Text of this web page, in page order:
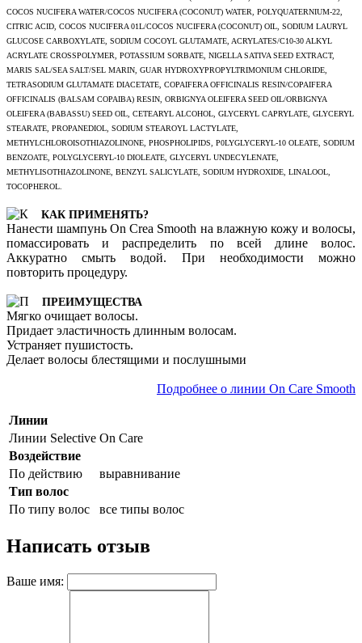
COCOS NUCIFERA WATER/COCOS NUCIFERA (COCONUT) WATER, POLYQUATERNIUM-22,
CITRIC ACID, COCOS NUCIFERA 01L/COCOS NUCIFERA (COCONUT) OIL, SODIUM LAURYL
GLUCOSE CARBOXYLATE, SODIUM COCOYL GLUTAMATE, ACRYLATES/C10-30 ALKYL
ACRYLATE CROSSPOLYMER, POTASSIUM SORBATE, NIGELLA SATIVA SEED EXTRACT,
MARIS SAL/SEA SALT/SEL MARIN, GUAR HYDROXYPROPYLTRIMONIUM CHLORIDE,
TETRASODIUM GLUTAMATE DIACETATE, COPAIFERA OFFICINALIS RESIN/COPAIFERA
OFFICINALIS (BALSAM COPAIBA) RESIN, ORBIGNYA OLEIFERA SEED OIL/ORBIGNYA
OLEIFERA (BABASSU) SEED OIL, CETEARYL ALCOHOL, GLYCERYL CAPRYLATE, GLYCERYL
STEARATE, PROPANEDIOL, SODIUM STEAROYL LACTYLATE,
METHYLCHLOROISOTHIAZOLINONE, PHOSPHOLIPIDS, P0LYGLYCERYL-10 OLEATE, SODIUM
BENZOATE, POLYGLYCERYL-10 DIOLEATE, GLYCERYL UNDECYLENATE,
METHYLISOTHIAZOLINONE, BENZYL SALICYLATE, SODIUM HYDROXIDE, LINALOOL,
TOCOPHEROL.
КАК ПРИМЕНЯТЬ?
Нанести шампунь On Crea Smooth на влажную кожу и волосы,
помассировать и распределить по всей длине волос.
Аккуратно смыть водой. При необходимости можно
повторить процедуру.
ПРЕИМУЩЕСТВА
Мягко очищает волосы.
Придает эластичность длинным волосам.
Устраняет пушистость.
Делает волосы блестящими и послушными
Подробнее о линии On Care Smooth
Линии
Линии Selective On Care
Воздействие
По действию
выравнивание
Тип волос
По типу волос
все типы волос
Написать отзыв
Ваше имя: